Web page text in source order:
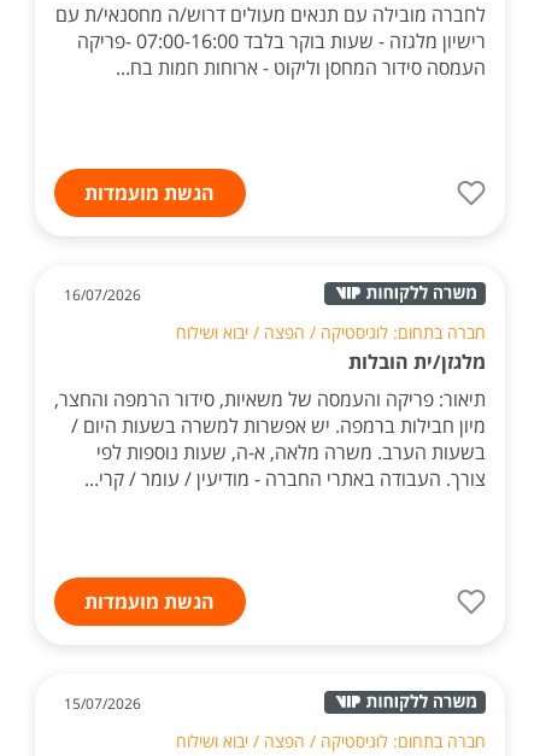
לחברה מובילה עם תנאים מעולים דרוש/ה מחסנאי/ת עם
רישיון מלגזה - שעות בוקר בלבד 07:00-16:00 -פריקה
העמסה סידור המחסן וליקוט - ארוחות חמות בח...
הגשת מועמדות
16/07/2026
חברה בתחום: לוגיסטיקה / הפצה / יבוא ושילוח
מלגזן/ית הובלות
תיאור: פריקה והעמסה של משאיות, סידור הרמפה והחצר,
מיון חבילות ברמפה. יש אפשרות למשרה בשעות היום /
בשעות הערב. משרה מלאה, א-ה, שעות נוספות לפי
צורך. העבודה באתרי החברה - מודיעין / עומר / קרי...
הגשת מועמדות
15/07/2026
חברה בתחום: לוגיסטיקה / הפצה / יבוא ושילוח